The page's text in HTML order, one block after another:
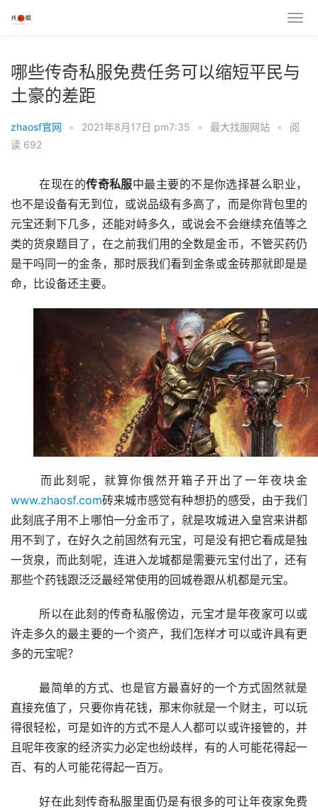
哪些传奇私服免费任务可以缩短平民与
土豪的差距
zhaosf官网 • 2021年8月17日 pm7:35 • 最大找服网站 •
阅
读 692
	在现在的
传奇私服中最主要的不是你选择甚么职业，
也不是设备有无到位，或说品级有多高了，而是你背包里的
元宝还剩下几多，还能对峙多久，或说会不会继续充值等之
类的货泉题目了，在之前我们用的全数是金币，不管买药仍
是干吗同一的金条，那时辰我们看到金条或金砖那就即是是
命，比设备还主要。
	而此刻呢，就算你俄然开箱子开出了一年夜块金
www.zhaosf.com砖来城市感觉有种想扔的感受，由于我们
此刻底子用不上哪怕一分金币了，就是攻城进入皇宫来讲都
用不到了，在好久之前固然有元宝，可是没有把它看成是独
一货泉，而此刻呢，连进入龙城都是需要元宝付出了，还有
那些个药钱跟泛泛最经常使用的回城卷跟从机都是元宝。
许走多久的最主要的一个资产，我们怎样才可以或许具有更
多的元宝呢？
	最简单的方式、也是官方最喜好的一个方式固然就是
直接充值了，只要你肯花钱，那末你就是一个财主，可以玩
得很轻松，可是如许的方式不是人人都可以或许接管的，并
且呢年夜家的经济实力必定也纷歧样，有的人可能花得起一
百、有的人可能花得起一百万。
	好在此刻传奇私服里面仍是有很多的可让年夜家免费